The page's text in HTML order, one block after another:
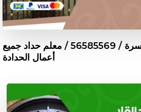
حداد أبواب جنوب السرة / 56585569 / معلم حداد جميع
أعمال الحدادة